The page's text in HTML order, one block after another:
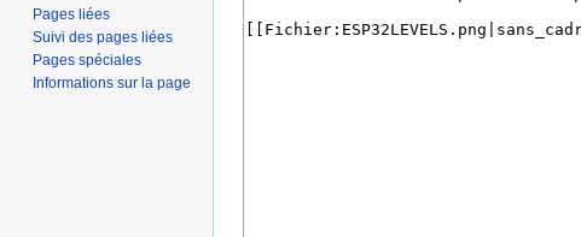
Pages liées
Suivi des pages liées
Pages spéciales
Informations sur la page